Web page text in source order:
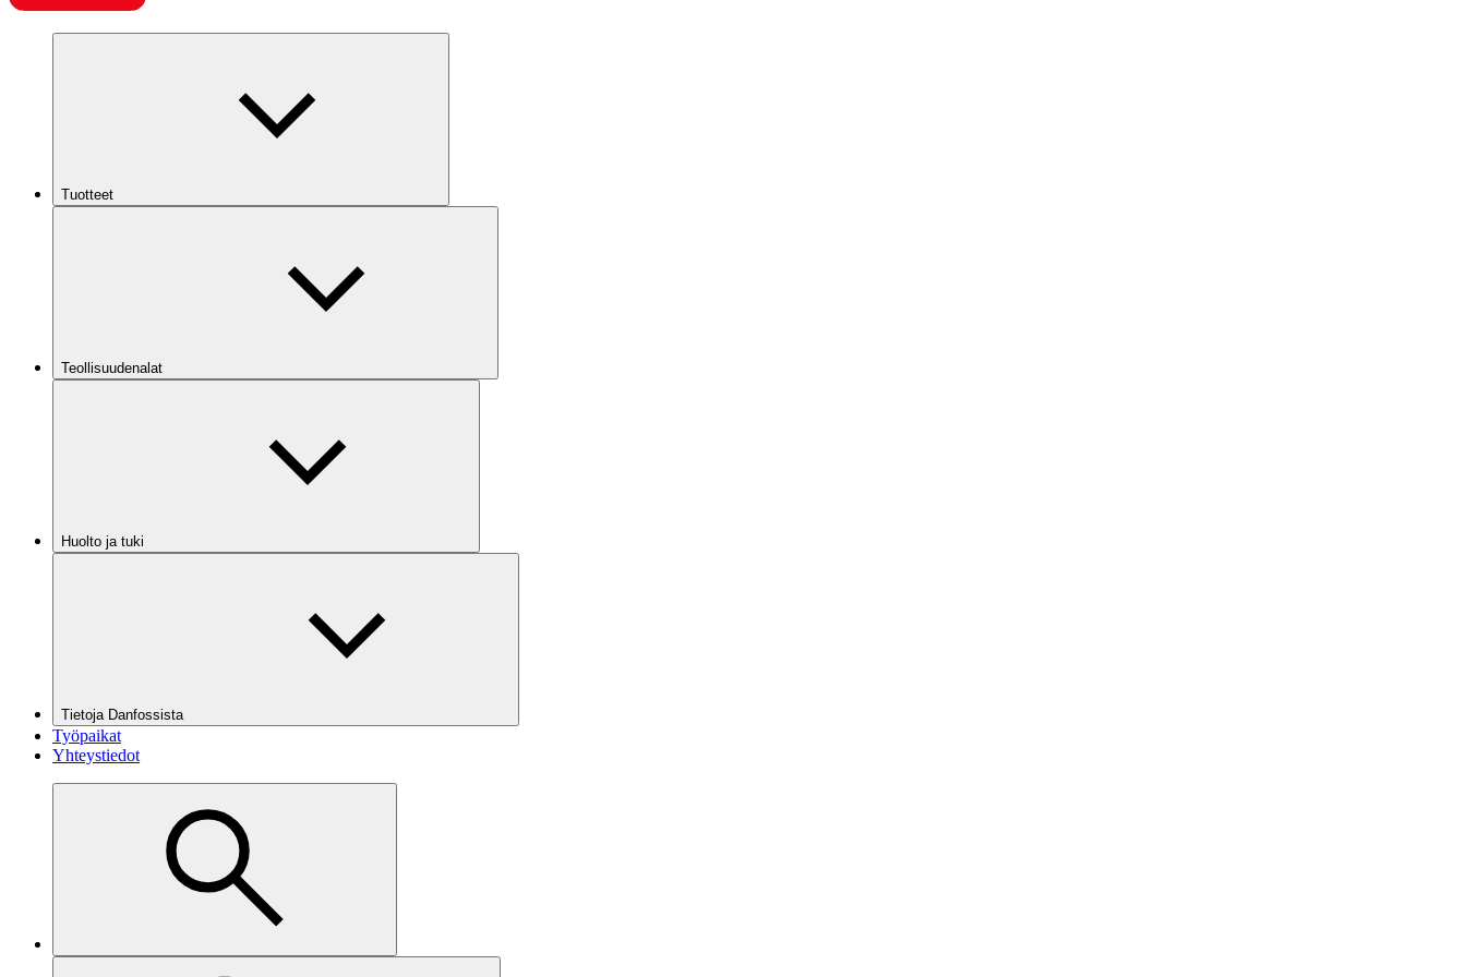
Tuotteet
Teollisuudenalat
Huolto ja tuki
Tietoja Danfossista
Työpaikat
Yhteystiedot